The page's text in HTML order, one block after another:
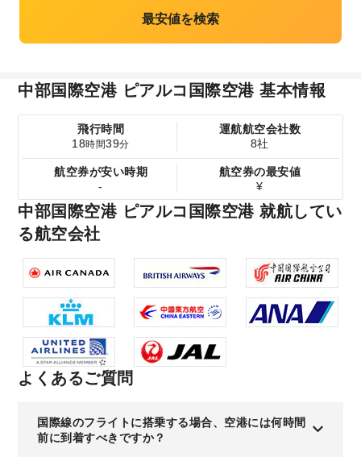
最安値を検索
中部国際空港 ピアルコ国際空港 基本情報
飛行時間
18時間39分
運航航空会社数
8社
航空券が安い時期
-
航空券の最安値
¥
中部国際空港 ピアルコ国際空港 就航してい
る航空会社
よくあるご質問
国際線のフライトに搭乗する場合、空港には何時間
前に到着すべきですか？